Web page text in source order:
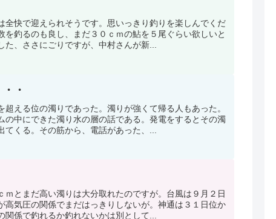
全快で迎えられそうです。思いっきり釣りを楽しんでくだ
を釣るのも良し、まだ３０ｃｍの鮎を５尾ぐらい欲しいと
た、ささにごりですが、中村さんが新...
・
える位の濁りであった。濁りが強くて帰る人もあった。
の中にできた濁り水の層の話である。発電をするとその濁
くる。その筋から、電話があった、...
ｍとまだ高い濁りは大分取れたのですが。台風は９月２日
高気圧の関係でまだはっきりしないが。神通は３１日位か
係で釣れるか釣れないかは別として...